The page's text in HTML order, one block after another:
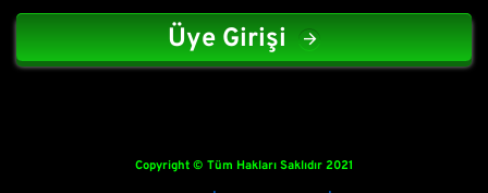
Üye Girişi
Copyright © Tüm Hakları Saklıdır 2021